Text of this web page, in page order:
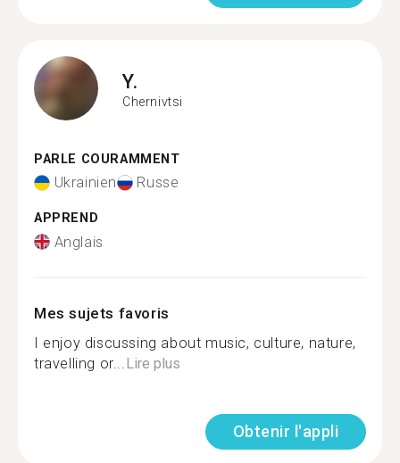
Y.
Chernivtsi
PARLE COURAMMENT
Ukrainien Russe
APPREND
Anglais
Mes sujets favoris
I enjoy discussing about music, culture, nature,
travelling or... Lire plus
Obtenir l'appli